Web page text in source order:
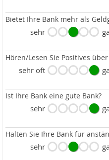
Bietet Ihre Bank mehr als
sehr
Hören/Lesen Sie Positives
sehr oft
Ist Ihre Bank eine gute Bank?
sehr
Halten Sie Ihre Bank für
sehr